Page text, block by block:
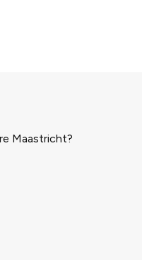
Maastricht?